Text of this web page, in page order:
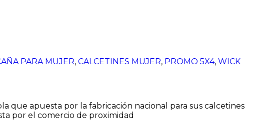
PARA MUJER, CALCETINES MUJER, PROMO 5X4, WICK
que apuesta por la fabricación nacional para sus calcetines
por el comercio de proximidad